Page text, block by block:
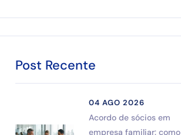
Post Recente
04 AGO 2026
Acordo de sócios em
empresa familiar: como